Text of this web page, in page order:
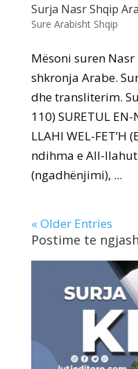
Surja Nasr Shqip
Sure Arabisht Shqip
Mësoni suren
shkronja Arabe.
dhe transliterim.
110) SURETUL EN-
LLAHI WEL-FET’H
ndihma e All-
(ngadhënjimi), ...
« Older Entries
Postime te